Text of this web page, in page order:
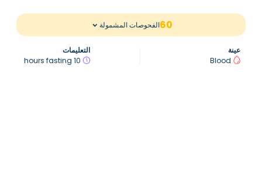
60الفحوصات المشمولة
عينة
Blood
التعليمات
10 hours fasting